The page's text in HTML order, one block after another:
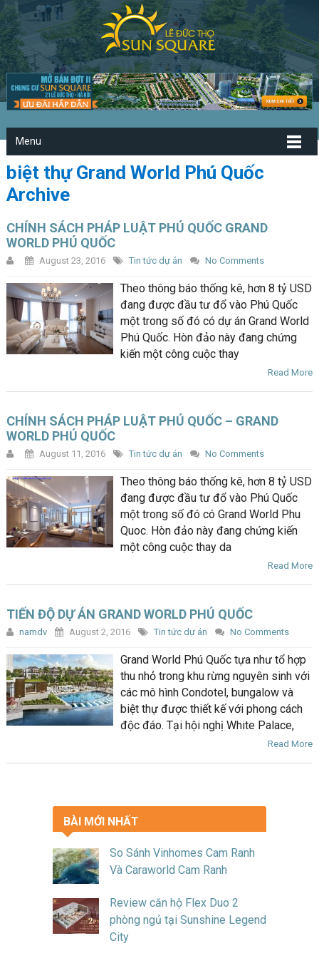
Menu
biệt thự Grand World Phú Quốc
Archive
CHÍNH SÁCH PHÁP LUẬT PHÚ QUỐC GRAND
WORLD PHÚ QUỐC
August 23, 2016 Tin tức dự án No Comments
Theo thông báo thống kê, hơn 8 tỷ USD
đang được đầu tư đổ vào Phú Quốc
một trong số đó có dự án Grand World
Phú Quốc. Hòn đảo này đang chứng
kiến một công cuộc thay
Read More
CHÍNH SÁCH PHÁP LUẬT PHÚ QUỐC – GRAND
WORLD PHÚ QUỐC
August 11, 2016 Tin tức dự án No Comments
Theo thông báo thống kê, hơn 8 tỷ USD
đang được đầu tư đổ vào Phú Quốc
một trong số đó có Grand World Phu
Quoc. Hòn đảo này đang chứng kiến
một công cuộc thay da
Read More
TIẾN ĐỘ DỰ ÁN GRAND WORLD PHÚ QUỐC
namdv August 2, 2016 Tin tức dự án No Comments
Grand World Phú Quốc tựa như tổ hợp
thu nhỏ trong khu rừng nguyên sinh với
các mô hình Condotel, bungalow và
biệt thự được thiết kế với phong cách
độc đáo. Tại hội nghị White Palace,
Read More
BÀI MỚI NHẤT
So Sánh Vinhomes Cam Ranh
Và Caraworld Cam Ranh
Review căn hộ Flex Duo 2
phòng ngủ tại Sunshine Legend
City